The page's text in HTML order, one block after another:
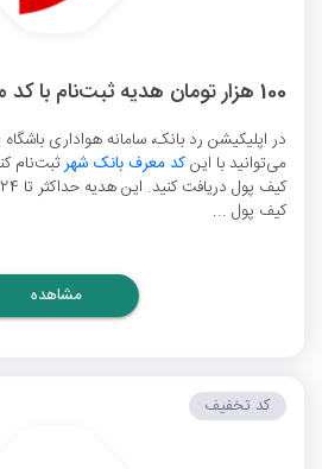
100 هزار تومان هدیه ثبت‌نام با کد معرف رد بانک
در اپلیکیشن رد بانک، سامانه هواداری
می‌توانید با اینکد معرف بانک شهر
کیف پول ...
مشاهده
کد تخفیف